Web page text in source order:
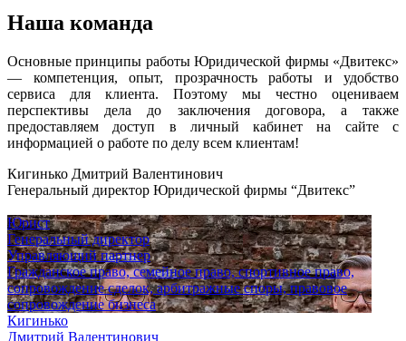
Наша команда
Основные принципы работы Юридической фирмы «Двитекс»
— компетенция, опыт, прозрачность работы и удобство
сервиса для клиента. Поэтому мы честно оцениваем
перспективы дела до заключения договора, а также
предоставляем доступ в личный кабинет на сайте с
информацией о работе по делу всем клиентам!
Кигинько Дмитрий Валентинович
Генеральный директор Юридической фирмы “Двитекс”
Юрист
Генеральный директор
Управляющий партнер
Гражданское право, семейное право, спортивное право,
сопровождение сделок, арбитражные споры, правовое
сопровождение бизнеса
Кигинько
Дмитрий Валентинович